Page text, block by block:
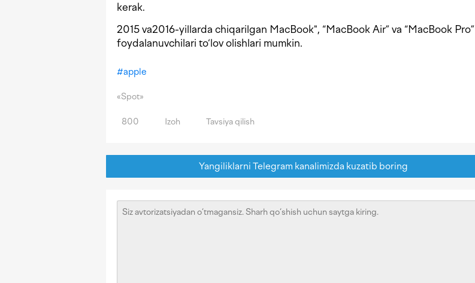
kerak.
2015 va2016-yillarda chiqarilgan MacBook", “MacBook Air” va “MacBook Pro”
foydalanuvchilari to‘lov olishlari mumkin.
#apple
«Spot»
800 Izoh Tavsiya qilish
Yangiliklarni Telegram kanalimizda kuzatib boring